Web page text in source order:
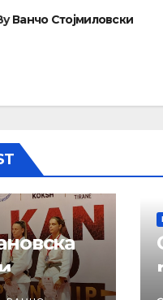
Ванчо Стојмиловски